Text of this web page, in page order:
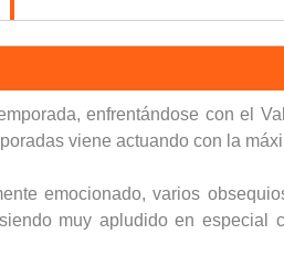
45'
45'
45'
enfrentándose con el
viene actuando con la
emocionado, varios
muy apludido en